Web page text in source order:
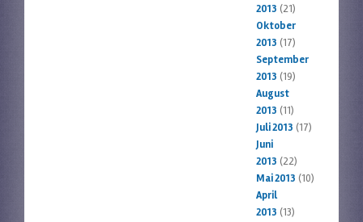
2013 (21)
Oktober
2013 (17)
September
2013 (19)
August
2013 (11)
Juli 2013 (17)
Juni
2013 (22)
Mai 2013 (10)
April
2013 (13)